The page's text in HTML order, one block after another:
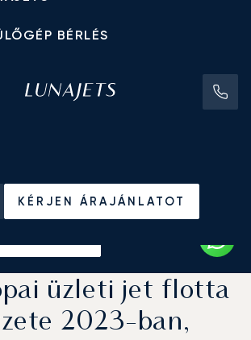
BÉRLÉS
KÉRJEN ÁRAJÁNLATOT
üzleti jet flotta
2023-ban,